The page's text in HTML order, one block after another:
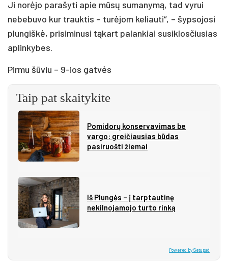
Ji norėjo parašyti apie mūsų sumanymą, tad vyrui
nebebuvo kur trauktis – turėjom keliauti“, – šypsojosi
plungiškė, prisiminusi tąkart palankiai susiklosčiusias
aplinkybes.
Pirmu šūviu – 9-ios gatvės
Taip pat skaitykite
Pomidorų konservavimas be
vargo: greičiausias būdas
pasiruošti žiemai
Iš Plungės – į tarptautinę
nekilnojamojo turto rinką
Powered by Setupad